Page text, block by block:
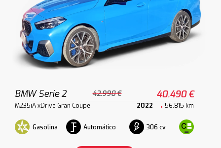
BMW Serie 2 42.990 € 40.490 €
M235iA xDrive Gran Coupe 2022 56.815 km
Gasolina Automático 306 cv